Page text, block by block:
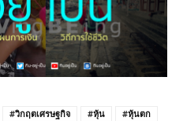
#วิกฤตเศรษฐกิจ #หุ้น
#หุ้นตก